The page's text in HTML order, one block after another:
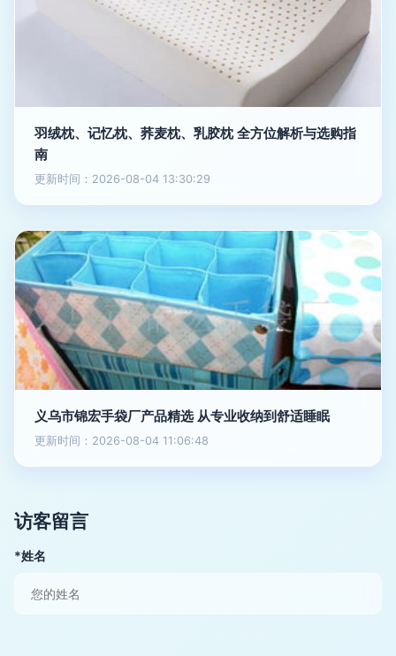
羽绒枕、记忆枕、荞麦枕、乳胶枕 全方位解析与选购指
南
更新时间：2026-08-04 13:30:29
义乌市锦宏手袋厂产品精选 从专业收纳到舒适睡眠
更新时间：2026-08-04 11:06:48
访客留言
*姓名